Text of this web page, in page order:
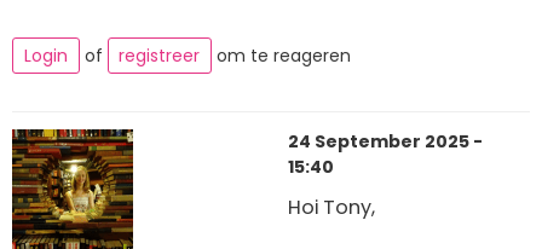
Login of registreer om te reageren
24 September 2025 -
15:40
Hoi Tony,